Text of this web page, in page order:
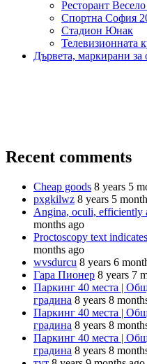
Ресторант
Спортна София
Стадион Юнак
Телевизионната
Дървета, маркирани за
Recent comments
Cheap goods 8 years 5
pxgkilwz 8 years 5
Angina, oculi, efficiently
months ago
Proctoscopy text
months ago
wvsdurcu 8 years 6
Гара Пионер 8 years 7
Паркинг 40 места |
градина 8 years 8
Паркинг 40 места |
градина 8 years 8
Паркинг 40 места |
градина 8 years 8